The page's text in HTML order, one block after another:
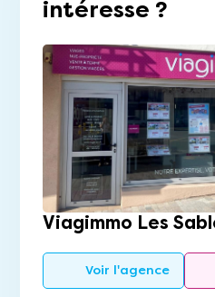
intéresse ?
Viagimmo Les
Voir l'agence